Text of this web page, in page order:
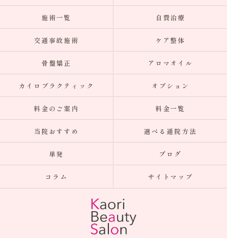
施術一覧 自費治療
交通事故施術 ケア整体
骨盤矯正 アロマオイル
カイロプラクティック オプション
料金のご案内 料金一覧
当院おすすめ 選べる通院方法
単発 ブログ
コラム サイトマップ